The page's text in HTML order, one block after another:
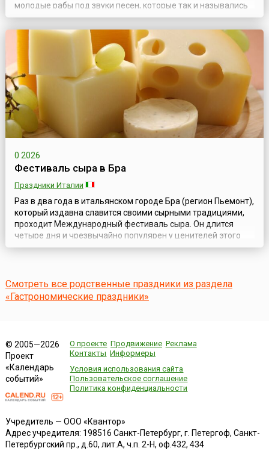
молодые рабы под звуки песен, которые так и назывались
«песни пресса» или «песни вина». В античности во время
уборки урожая винограда никто не смел наказать раба,
который мог выругать хозяина и выпить любое количество
вина (или в обратном поря...
0 2026
Фестиваль сыра в Бра
Праздники Италии
Раз в два года в итальянском городе Бра (регион Пьемонт),
который издавна славится своими сырными традициями,
проходит Международный фестиваль сыра. Он длится
четыре дня и чрезвычайно популярен у ценителей этого
продукта по всему миру. Это настоящий праздник и очень
производстве. Надо сказать,...
Смотреть все родственные праздники из раздела
«Гастрономические праздники»
© 2005—2026
Проект
«Календарь
событий»
О проекте Продвижение Реклама
Контакты Информеры
Условия использования сайта
Пользовательское соглашение
Политика конфиденциальности
Учредитель — ООО «Квантор»
Адрес учредителя: 198516 Санкт-Петербург, г. Петергоф, Санкт-
Петербургский пр., д.60, лит.А, ч.п. 2-Н, оф.432, 434